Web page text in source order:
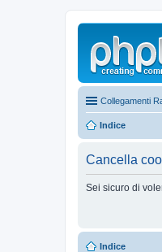
Collegamenti
Indice
Cancella
Sei sicuro di
Indice